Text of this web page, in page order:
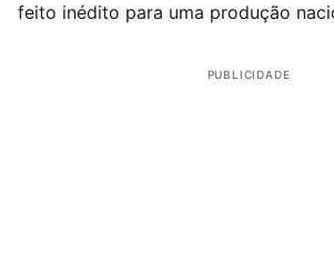
feito inédito para uma produção
PUBLICIDADE